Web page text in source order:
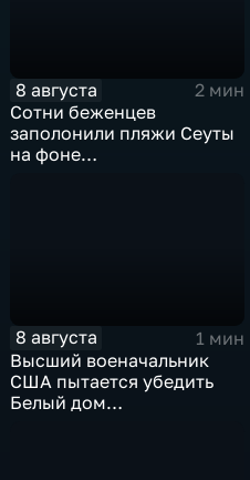
8 августа
2 мин
Сотни беженцев
заполонили пляжи Сеуты
на фоне
8 августа
1 мин
Высший военачальник
США пытается убедить
Белый дом